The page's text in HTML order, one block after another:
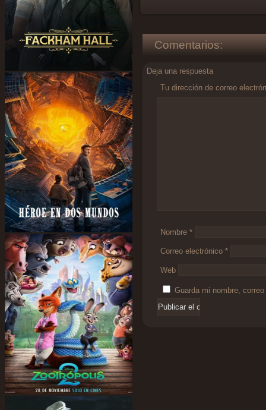
Comentarios:
Deja una respuesta
Tu dirección de correo
Nombre *
Correo electrónico *
Web
Guarda mi nombre,